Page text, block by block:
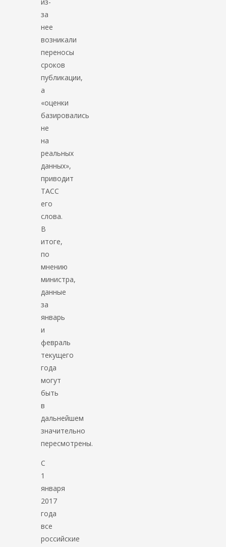
за
нее
возникали
переносы
сроков
публикации,
а
«оценки
базировались
не
на
реальных
данных»,
приводит
ТАСС
его
слова.
В
итоге,
по
мнению
министра,
данные
за
январь
и
февраль
текущего
года
могут
быть
в
дальнейшем
значительно
пересмотрены.
С
1
января
2017
года
все
российские